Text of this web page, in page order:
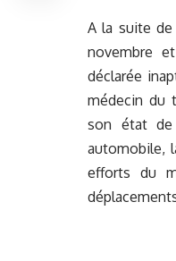
A la suite de
novembre
déclarée
médecin du
son état de
automobile,
efforts du